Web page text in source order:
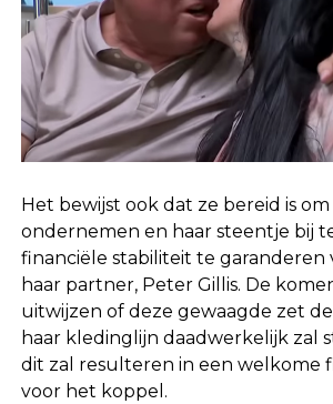
Het bewijst ook dat ze bereid is
ondernemen en haar steentje bij
financiële stabiliteit te garanderen
haar partner, Peter Gillis. De
uitwijzen of deze gewaagde zet
haar kledinglijn daadwerkelijk zal
dit zal resulteren in een welkome
voor het koppel.